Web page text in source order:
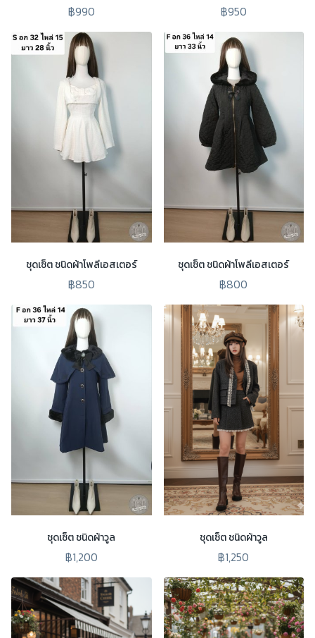
฿990 ฿950
ชุดเซ็ต ชนิดผ้าโพลีเอสเตอร์
฿850
ชุดเซ็ต ชนิดผ้าโพลีเอสเตอร์
฿800
ชุดเซ็ต ชนิดผ้าวูล
฿1,200
ชุดเซ็ต ชนิดผ้าวูล
฿1,250